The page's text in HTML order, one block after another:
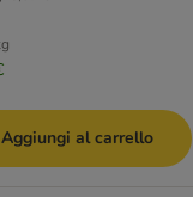
Aggiungi al carrello